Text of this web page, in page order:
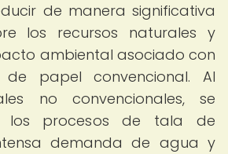
de manera significativa
los recursos naturales y
ambiental asociado con
papel convencional. Al
no convencionales, se
los procesos de tala de
demanda de agua y